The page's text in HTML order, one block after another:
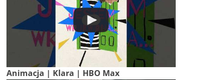
Animacja | Klara | HBO Max